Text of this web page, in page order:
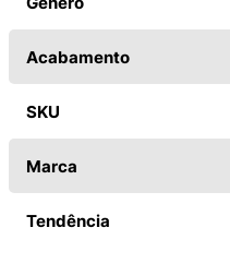
Acabamento
SKU
Marca
Tendência